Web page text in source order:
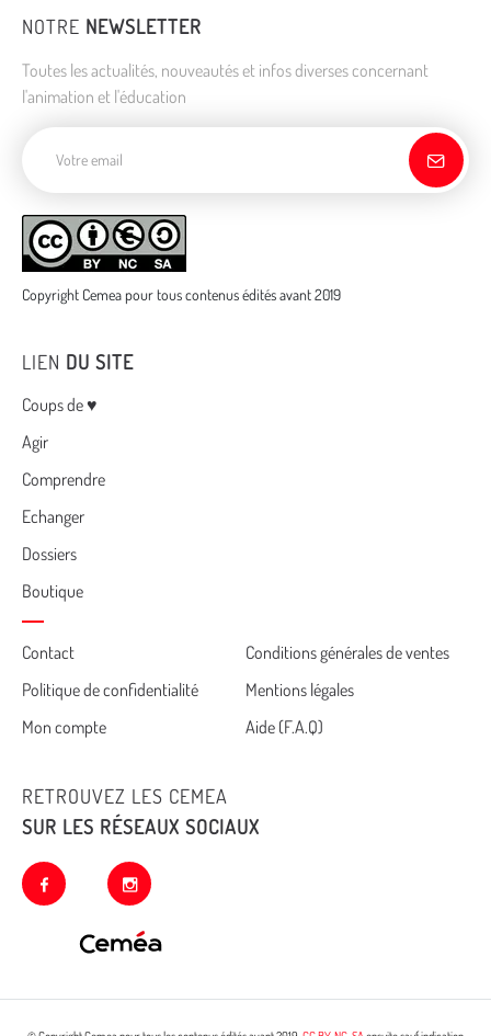
NOTRE NEWSLETTER
Toutes les actualités, nouveautés et infos diverses concernant
l'animation et l'éducation
Copyright Cemea pour tous contenus édités avant 2019
LIEN DU SITE
Menu
Coups de ♥
Agir
Comprendre
Echanger
Dossiers
Boutique
Cemea
footer
Contact
Conditions générales de ventes
Politique de confidentialité
Mentions légales
Mon compte
Aide (F.A.Q)
RETROUVEZ LES CEMEA
SUR LES RÉSEAUX SOCIAUX
facebook instagram